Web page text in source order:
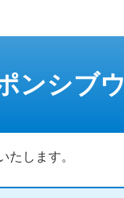
ンシブ
たします。